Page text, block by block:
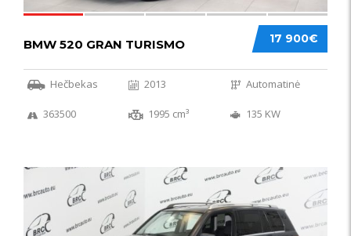
17 900€
BMW 520 GRAN TURISMO
Hečbekas 2013 Automatinė
363500 1995 cm³ 135 KW
IŠSKIRTINIS